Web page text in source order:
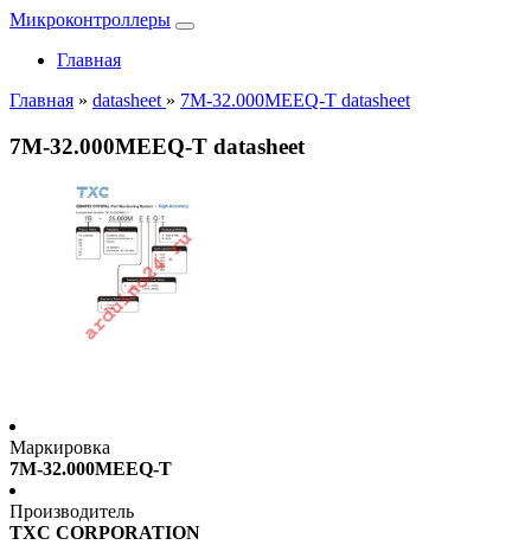
Микроконтроллеры
Главная
Главная » datasheet » 7M-32.000MEEQ-T datasheet
7M-32.000MEEQ-T datasheet
Маркировка
7M-32.000MEEQ-T
Производитель
TXC CORPORATION